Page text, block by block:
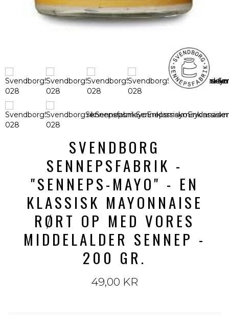
SVENDBORG
SENNEPSFABRIK -
"SENNEPS-MAYO" - EN
KLASSISK MAYONNAISE
RØRT OP MED VORES
MIDDELALDER SENNEP -
200 GR.
49,00 KR